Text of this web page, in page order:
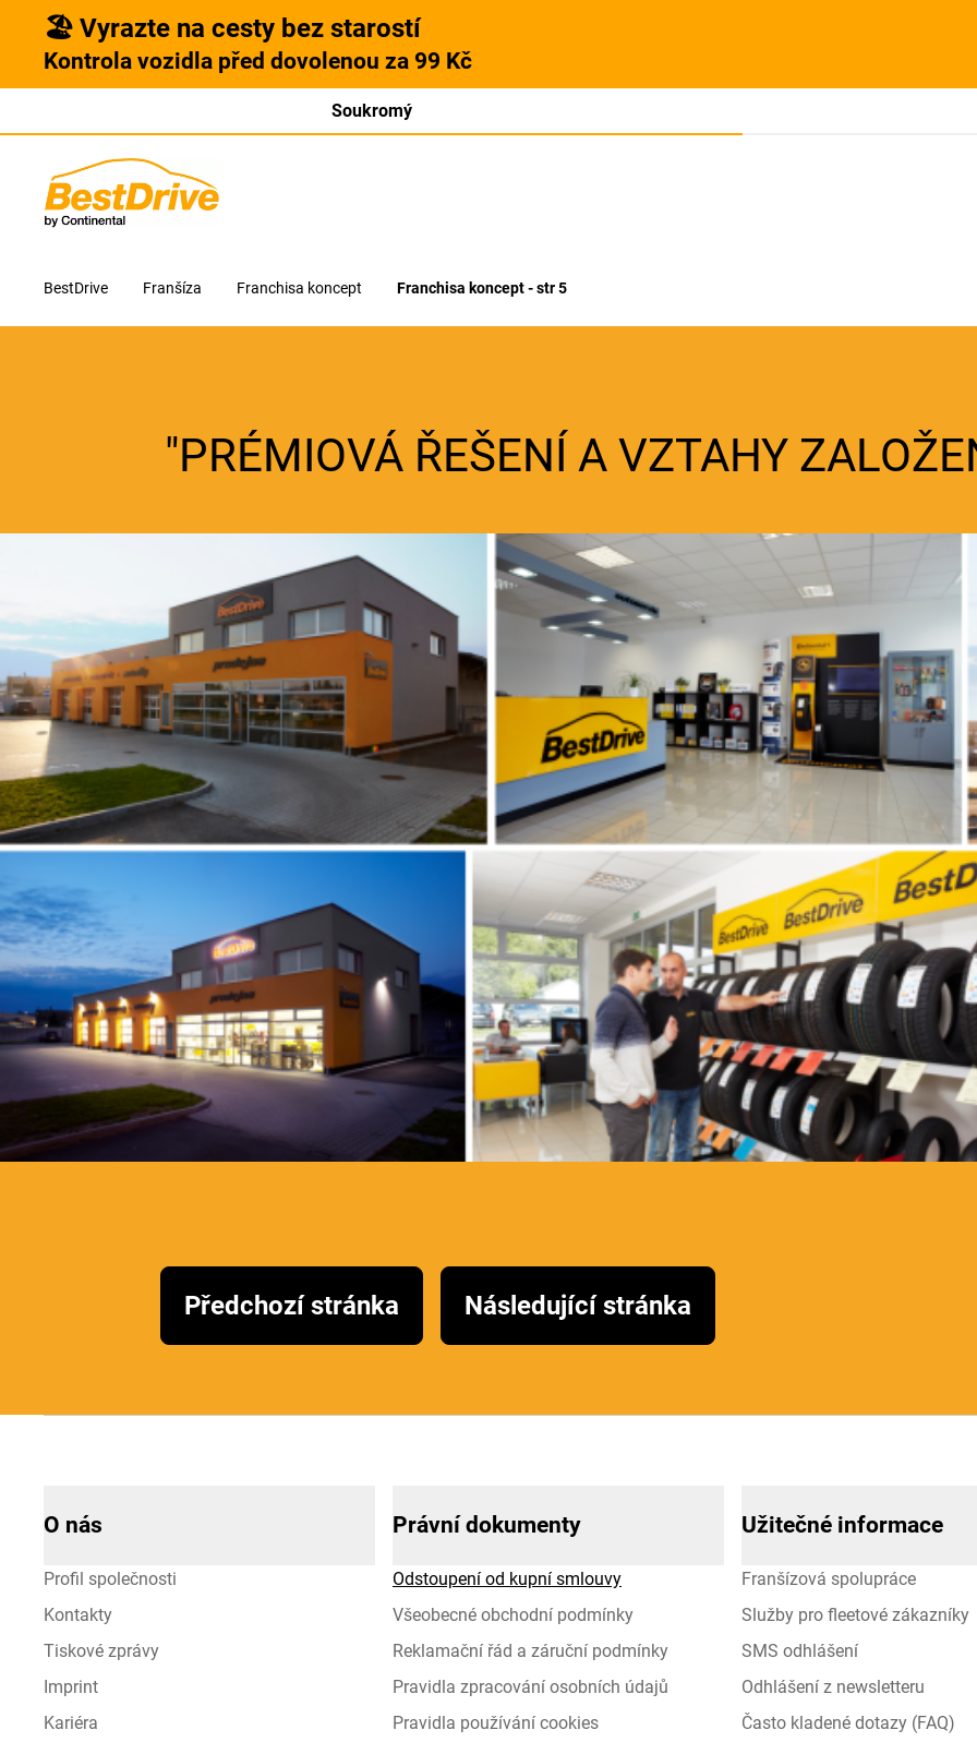
🏖️ Vyrazte na cesty bez starostí
Kontrola vozidla před dovolenou za 99 Kč
Soukromý
BestDrive Franšíza Franchisa koncept Franchisa koncept - str 5
"PRÉMIOVÁ ŘEŠENÍ A VZTAHY
Předchozí stránka Následující stránka
O nás
Profil společnosti
Kontakty
Tiskové zprávy
Imprint
Kariéra
Právní dokumenty
Odstoupení od kupní smlouvy
Všeobecné obchodní podmínky
Reklamační řád a záruční podmínky
Pravidla zpracování osobních údajů
Pravidla používání cookies
Užitečné informace
Franšízová spolupráce
Služby pro fleetové zákazníky
SMS odhlášení
Odhlášení z newsletteru
Často kladené dotazy (FAQ)